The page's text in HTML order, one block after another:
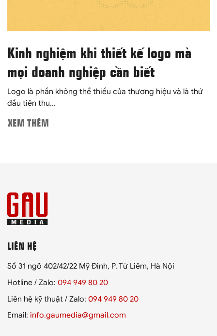
Kinh nghiệm khi thiết kế logo mà
mọi doanh nghiệp cần biết
Logo là phần không thể thiếu của thương hiệu và là thứ
đầu tiên thu...
XEM THÊM
LIÊN HỆ
Số 31 ngõ 402/42/22 Mỹ Đình, P. Từ Liêm, Hà Nội
Hotline / Zalo: 094 949 80 20
Liên hệ kỹ thuật / Zalo: 094 949 80 20
Email: info.gaumedia@gmail.com